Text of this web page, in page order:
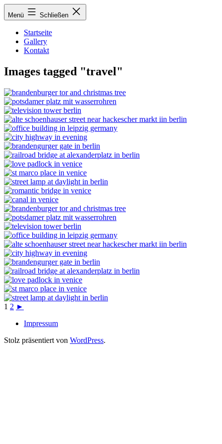
Zum
Inhalt
Menü Schließen
Startseite
Gallery
Kontakt
Images tagged "travel"
1 2 ►
Impressum
Stolz präsentiert von WordPress.